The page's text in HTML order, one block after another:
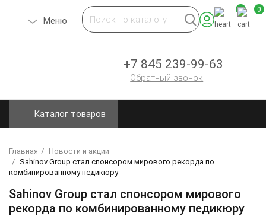
Toggle
Меню
0 0
+7 845 239-99-63
Обратный звонок
Каталог товаров
Главная
Новости и акции
Sahinov Group стал спонсором мирового рекорда по
комбинированному педикюру
Sahinov Group стал спонсором мирового
рекорда по комбинированному педикюру